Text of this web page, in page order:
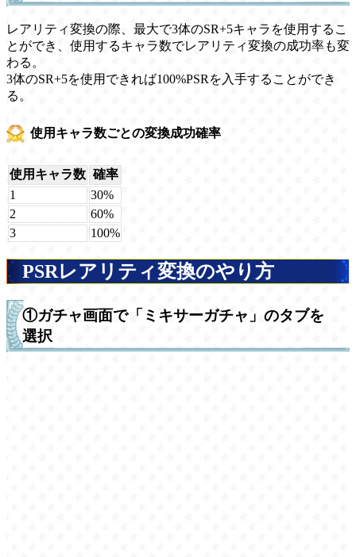
レアリティ変換の際、最大で3体のSR+5キャラを使用するこ
とができ、使用するキャラ数でレアリティ変換の成功率も変
わる。
3体のSR+5を使用できれば100%PSRを入手することができ
る。
使用キャラ数ごとの変換成功確率
使用キャラ数 確率
1
30%
2
60%
3
100%
PSRレアリティ変換のやり方
①ガチャ画面で「ミキサーガチャ」のタブを
選択